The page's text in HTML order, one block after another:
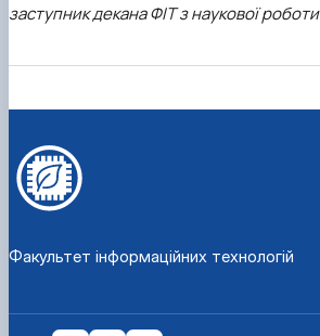
заступник декана ФІТ з наукової роботи
Факультет інформаційних технологій